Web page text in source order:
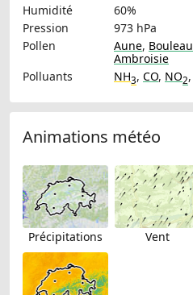
Humidité
60%
Pression
973 hPa
Pollen
Aune, Bouleau
Ambroisie
Polluants
NH3, CO, NO2,
Animations météo
Précipitations Vent